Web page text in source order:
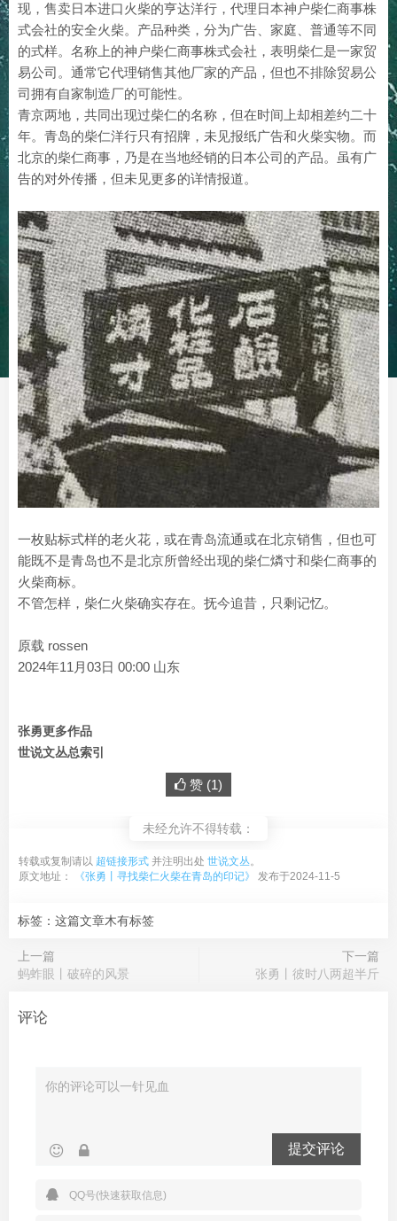
现，售卖日本进口火柴的亨达洋行，代理日本神户柴仁商事株
式会社的安全火柴。产品种类，分为广告、家庭、普通等不同
的式样。名称上的神户柴仁商事株式会社，表明柴仁是一家贸
易公司。通常它代理销售其他厂家的产品，但也不排除贸易公
司拥有自家制造厂的可能性。
青京两地，共同出现过柴仁的名称，但在时间上却相差约二十
年。青岛的柴仁洋行只有招牌，未见报纸广告和火柴实物。而
北京的柴仁商事，乃是在当地经销的日本公司的产品。虽有广
告的对外传播，但未见更多的详情报道。
一枚贴标式样的老火花，或在青岛流通或在北京销售，但也可
能既不是青岛也不是北京所曾经出现的柴仁燐寸和柴仁商事的
火柴商标。
不管怎样，柴仁火柴确实存在。抚今追昔，只剩记忆。
原载 rossen
2024年11月03日 00:00 山东
张勇更多作品
世说文丛总索引
赞 (1)
未经允许不得转载：
转载或复制请以 超链接形式 并注明出处 世说文丛。
原文地址：
《张勇丨寻找柴仁火柴在青岛的印记》 发布于2024-11-5
标签：这篇文章木有标签
上一篇
蚂蚱眼丨破碎的风景
下一篇
张勇丨彼时八两超半斤
评论
提交评论